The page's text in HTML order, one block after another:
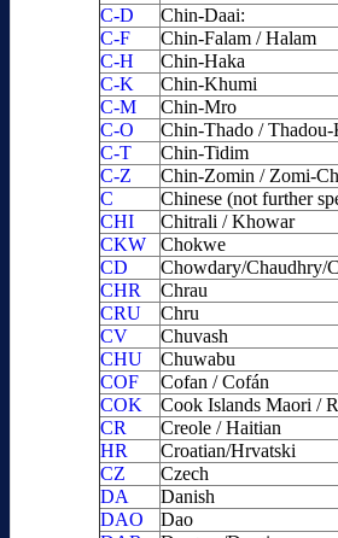
C-D
Chin-Daai:
C-F
Chin-Falam / Halam
C-H
Chin-Haka
C-K
Chin-Khumi
C-M
Chin-Mro
C-O
Chin-Thado /
C-T
Chin-Tidim
C-Z
Chin-Zomin / Zomi-
C
Chinese (not further
CHI
Chitrali / Khowar
CKW
Chokwe
CD
Chowdary/Chaudhry/
CHR
Chrau
CRU
Chru
CV
Chuvash
CHU
Chuwabu
COF
Cofan / Cofán
COK
Cook Islands Maori /
CR
Creole / Haitian
HR
Croatian/Hrvatski
CZ
Czech
DA
Danish
DAO
Dao